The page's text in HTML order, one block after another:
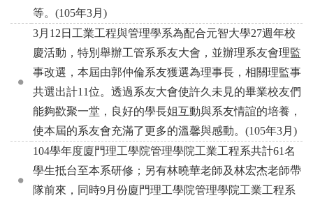
等。(105年3月)
3月12日工業工程與管理學系為配合元智大學27週年校
慶活動，特別舉辦工管系系友大會，並辦理系友會理監
事改選，本屆由郭仲倫系友獲選為理事長，相關理監事
共選出計11位。透過系友大會使許久未見的畢業校友們
能夠歡聚一堂，良好的學長姐互動與系友情誼的培養，
使本屆的系友會充滿了更多的溫馨與感動。(105年3月)
104學年度廈門理工學院管理學院工業工程系共計61名
學生抵台至本系研修；另有林曉華老師及林宏杰老師帶
隊前來，同時9月份廈門理工學院管理學院工業工程系